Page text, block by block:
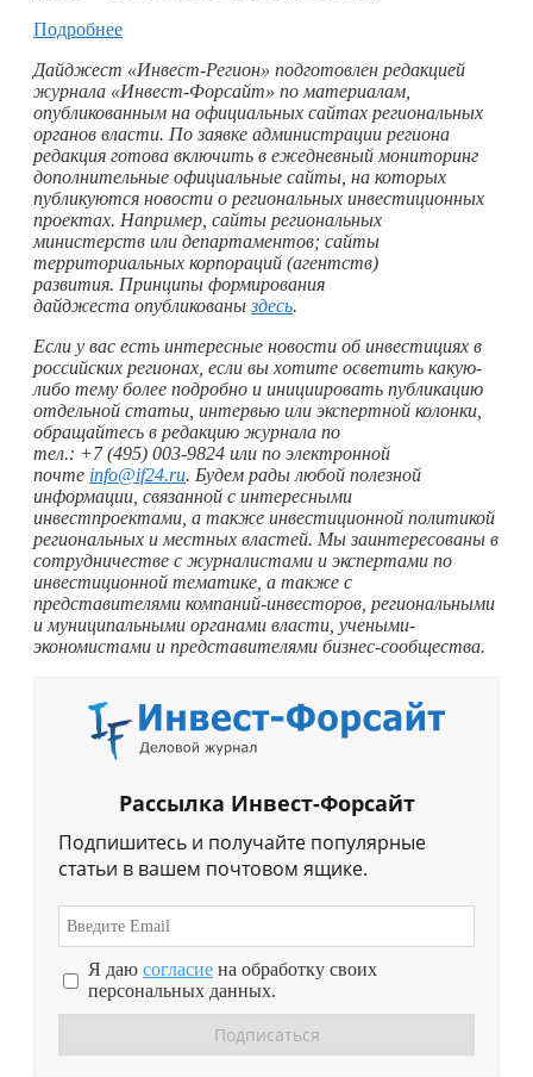
Подробнее
Дайджест «Инвест-Регион» подготовлен редакцией
журнала «Инвест-Форсайт» по материалам,
опубликованным на официальных сайтах региональных
органов власти. По заявке администрации региона
редакция готова включить в ежедневный мониторинг
дополнительные официальные сайты, на которых
публикуются новости о региональных инвестиционных
проектах. Например, сайты региональных
министерств или департаментов; сайты
территориальных корпораций (агентств)
развития. Принципы формирования
дайджеста опубликованы здесь.
Если у вас есть интересные новости об инвестициях в
российских регионах, если вы хотите осветить какую-
либо тему более подробно и инициировать публикацию
отдельной статьи, интервью или экспертной колонки,
обращайтесь в редакцию журнала по
тел.: +7 (495) 003‑9824 или по электронной
почте info@if24.ru. Будем рады любой полезной
информации, связанной с интересными
инвестпроектами, а также инвестиционной политикой
региональных и местных властей. Мы заинтересованы в
сотрудничестве с журналистами и экспертами по
инвестиционной тематике, а также с
представителями компаний-инвесторов, региональными
и муниципальными органами власти, учеными-
экономистами и представителями бизнес-сообщества.
Рассылка Инвест-Форсайт
Подпишитесь и получайте популярные
статьи в вашем почтовом ящике.
Я даю согласие на обработку своих
персональных данных.